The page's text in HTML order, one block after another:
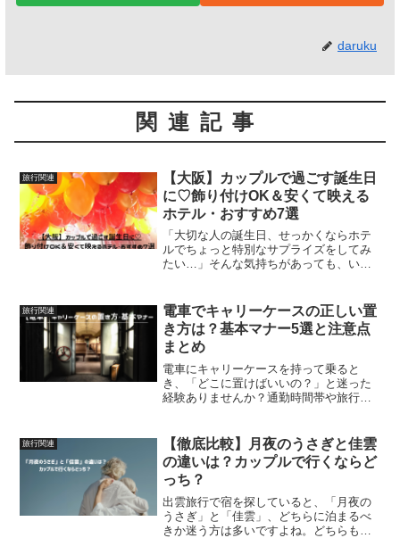
daruku
関連記事
旅行関連
【大阪】カップルで過ごす誕生日
に♡飾り付けOK＆安くて映える
ホテル・おすすめ7選
「大切な人の誕生日、せっかくならホテ
ルでちょっと特別なサプライズをしてみ
たい…」そんな気持ちがあっても、いざ
ますよね。最近はバルーンやタオルアー
トでかわいくお部屋をデコ...
旅行関連
電車でキャリーケースの正しい置
き方は？基本マナー5選と注意点
まとめ
電車にキャリーケースを持って乗ると
き、「どこに置けばいいの？」と迷った
経験ありませんか？通勤時間帯や旅行の
ね。この記事では電車内でのキャリーケ
ースの置き方やマナー・混雑時...
旅行関連
【徹底比較】月夜のうさぎと佳雲
の違いは？カップルで行くならど
っち？
出雲旅行で宿を探していると、「月夜の
うさぎ」と「佳雲」、どちらに泊まるべ
きか迷う方は多いですよね。どちらも出